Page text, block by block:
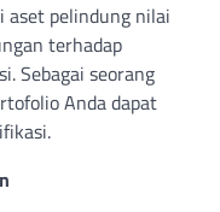
aset pelindung nilai
terhadap
Sebagai seorang
Anda dapat